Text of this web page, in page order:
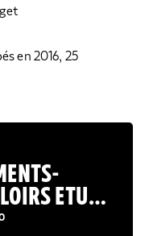
en 2016, 25
ETUDE